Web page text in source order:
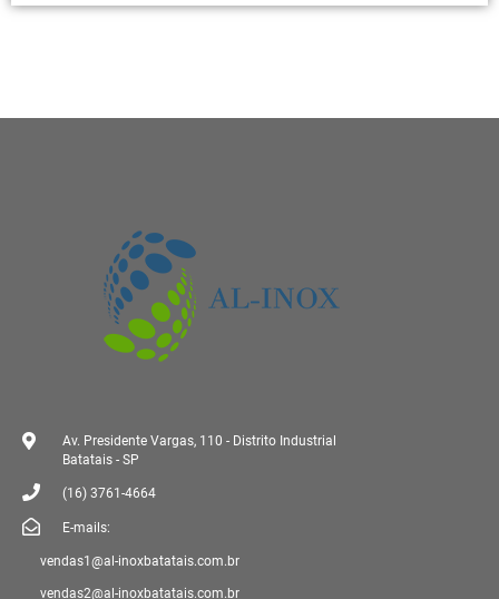
Av. Presidente Vargas, 110 - Distrito Industrial
Batatais - SP
(16) 3761-4664
E-mails:
vendas1@al-inoxbatatais.com.br
vendas2@al-inoxbatatais.com.br